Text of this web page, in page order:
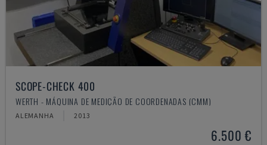
SCOPE-CHECK 400
WERTH - MÁQUINA DE MEDIÇÃO DE COORDENADAS (CMM)
ALEMANHA 2013
6.500 €